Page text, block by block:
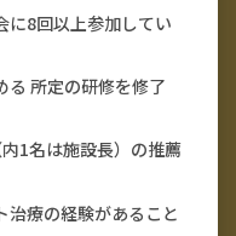
に8回以上参加してい
る 所定の研修を修了
1名は施設長）の推薦
治療の経験があること